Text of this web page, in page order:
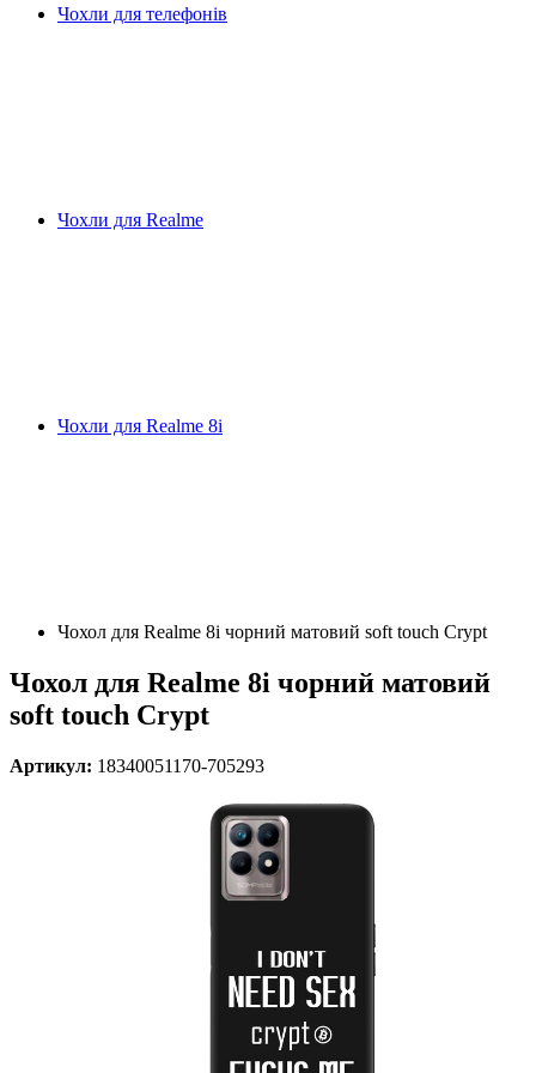
Чохли для телефонів
Чохли для Realme
Чохли для Realme 8i
Чохол для Realme 8i чорний матовий soft touch Crypt
Чохол для Realme 8i чорний матовий
soft touch Crypt
Артикул: 18340051170-705293